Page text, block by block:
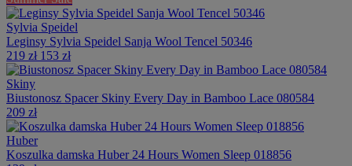
Sylvia Speidel
Leginsy Sylvia Speidel Sanja Wool Tencel 50346
219 zł 153 zł
Skiny
Biustonosz Spacer Skiny Every Day in Bamboo Lace 080584
209 zł
Huber
Koszulka damska Huber 24 Hours Women Sleep 018856